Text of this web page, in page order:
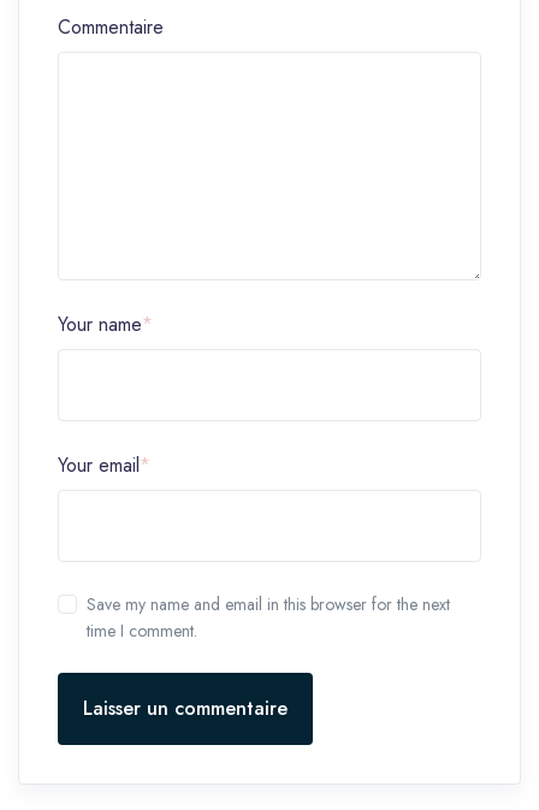
Commentaire
Your name*
Your email*
Save my name and email in this browser for the next
time I comment.
Laisser un commentaire